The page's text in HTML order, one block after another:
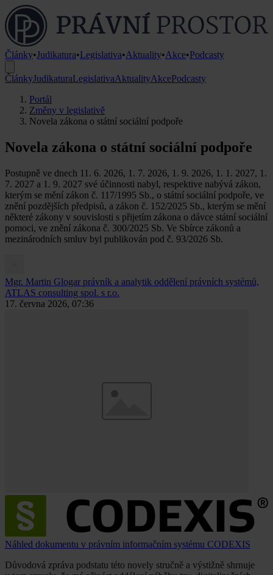
Články•Judikatura•Legislativa•Aktuality•Akce•Podcasty
ČlánkyJudikaturaLegislativaAktualityAkcePodcasty
Portál
Změny v legislativě
Novela zákona o státní sociální podpoře
Novela zákona o státní sociální podpoře
Postupně ve dnech 11. 6. 2026, 1. 7. 2026, 1. 9. 2026, 1. 1. 2027, 1.
7. 2027 a 1. 9. 2027 své účinnosti nabyl, respektive nabývá zákon,
kterým se mění zákon č. 117/1995 Sb., o státní sociální podpoře, ve
znění pozdějších předpisů, a zákon č. 152/2025 Sb., kterým se mění
některé zákony v souvislosti s přijetím zákona o dávce státní sociální
pomoci, ve znění zákona č. 300/2025 Sb. Ve Sbírce zákonů a
mezinárodních smluv byl publikován pod č. 93/2026 Sb.
Mgr. Martin Glogar právník a analytik oddělení právních systémů,
ATLAS consulting spol. s r.o.
17. června 2026, 07:36
Náhled dokumentu v právním informačním systému CODEXIS
Důvodová zpráva podstatu této novely stručně a výstižně shrnuje